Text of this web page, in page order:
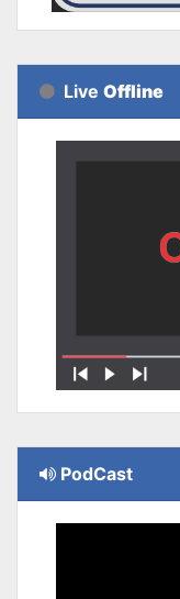
Live Offline
PodCast